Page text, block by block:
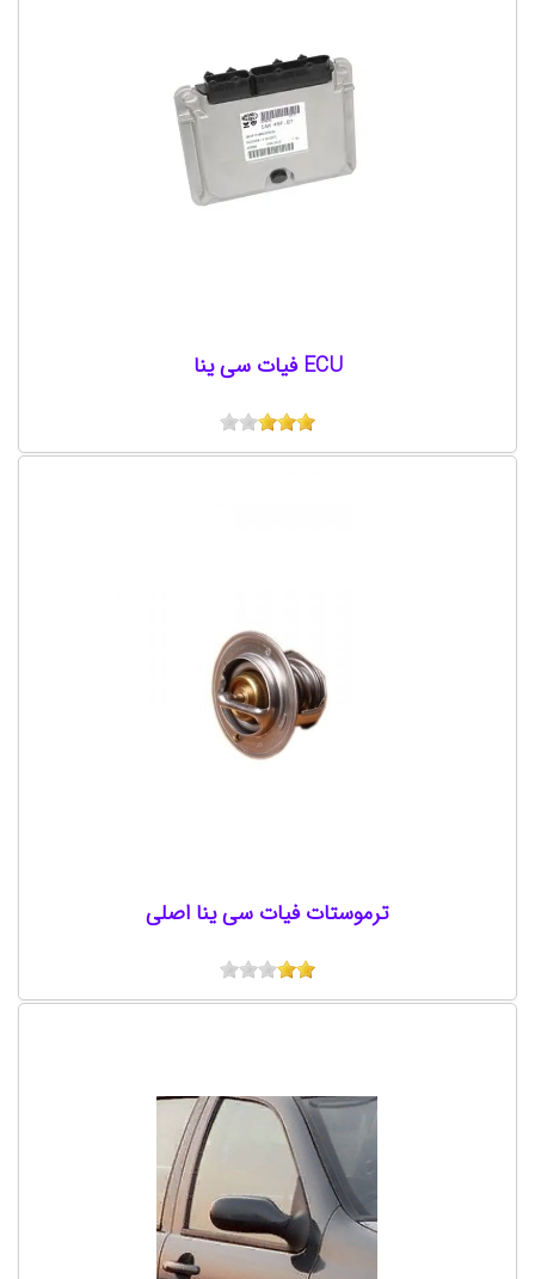
ECU فیات سی ینا
ترموستات فیات سی ینا اصلی